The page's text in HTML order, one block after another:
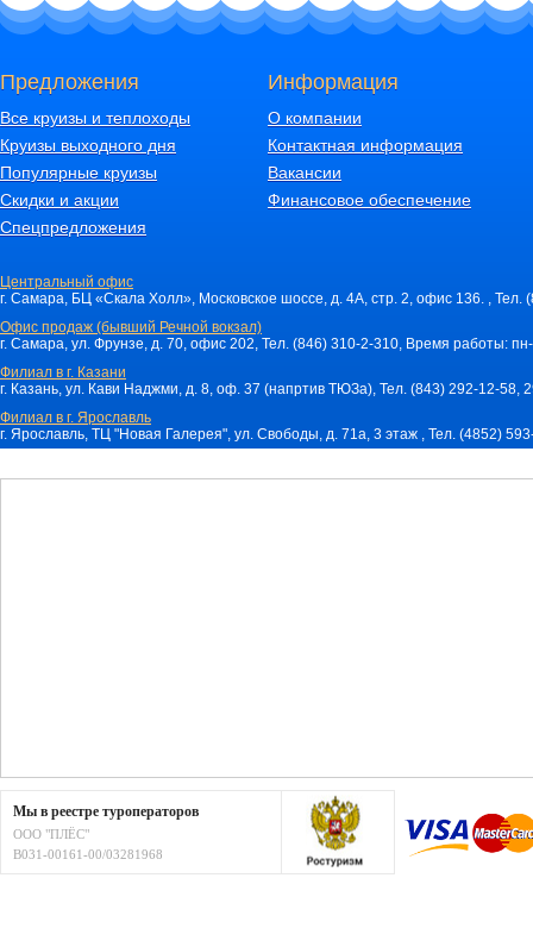
Предложения
Все круизы и теплоходы
Круизы выходного дня
Популярные круизы
Скидки и акции
Спецпредложения
Информация
О компании
Контактная информация
Вакансии
Финансовое обеспечение
Центральный офис
г. Самара, БЦ «Скала Холл», Московское шоссе, д. 4А, стр. 2, офис 136. ,
Офис продаж (бывший Речной вокзал)
г. Самара, ул. Фрунзе, д. 70, офис 202, Тел. (846) 310-2-310, Время работы:
Филиал в г. Казани
г. Казань, ул. Кави Наджми, д. 8, оф. 37 (напртив ТЮЗа), Тел. (843) 292-12-
Филиал в г. Ярославль
г. Ярославль, ТЦ "Новая Галерея", ул. Свободы, д. 71a, 3 этаж , Тел. (4852)
Мы в реестре туроператоров
ООО "ПЛЁС"
В031-00161-00/03281968